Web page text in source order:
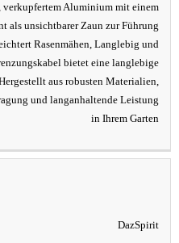
verkupfertem Aluminium mit einem
als unsichtbarer Zaun zur Führung
Rasenmähen, Langlebig und
bietet eine langlebige
aus robusten Materialien,
und langanhaltende Leistung
in Ihrem Garten
DazSpirit